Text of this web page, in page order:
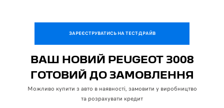
ЗАРЕЄСТРУВАТИСЬ НА ТЕСТ-ДРАЙВ
ВАШ НОВИЙ PEUGEOT 3008
ГОТОВИЙ ДО ЗАМОВЛЕННЯ
Можливо купити з авто в наявності, замовити у виробництво
та розрахувати кредит